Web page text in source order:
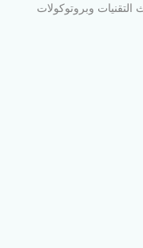
وبروتوكولات